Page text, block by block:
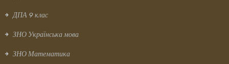
ДПА 9 клас
ЗНО Українська мова
ЗНО Математика